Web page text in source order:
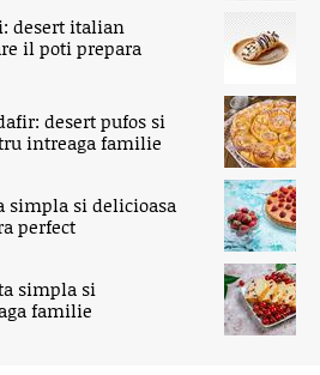
desert italian
il poti prepara
desert pufos si
intreaga familie
simpla si delicioasa
perfect
simpla si
familie